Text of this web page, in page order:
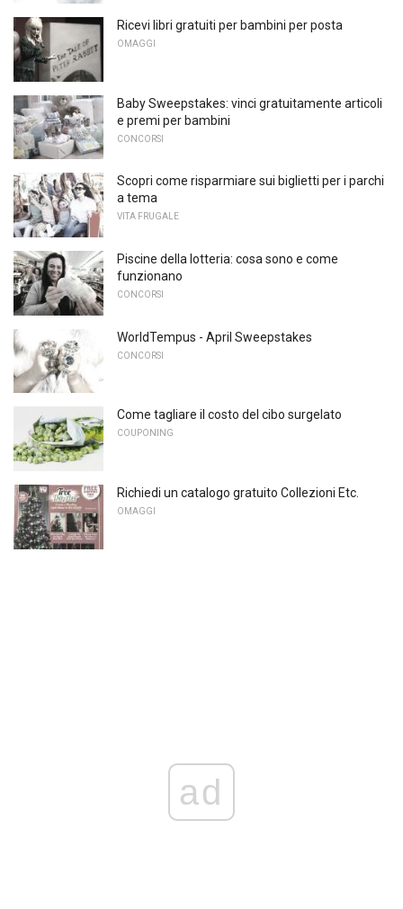
Ricevi libri gratuiti per bambini per posta
OMAGGI
Baby Sweepstakes: vinci gratuitamente articoli
e premi per bambini
CONCORSI
Scopri come risparmiare sui biglietti per i parchi
a tema
VITA FRUGALE
Piscine della lotteria: cosa sono e come
funzionano
CONCORSI
WorldTempus - April Sweepstakes
CONCORSI
Come tagliare il costo del cibo surgelato
COUPONING
Richiedi un catalogo gratuito Collezioni Etc.
OMAGGI
ad